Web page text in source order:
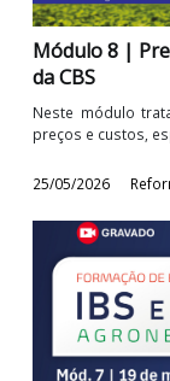
Módulo 8 |
da CBS
Neste módulo
preços e custos,